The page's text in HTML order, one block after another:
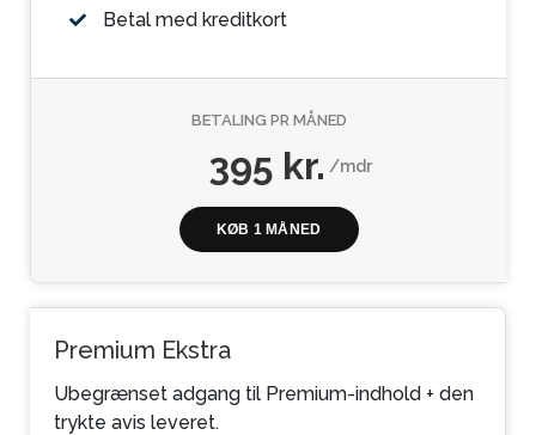
Betal med kreditkort
BETALING PR MÅNED
395 kr./mdr
KØB 1 MÅNED
Premium Ekstra
Ubegrænset adgang til Premium-indhold + den
trykte avis leveret.